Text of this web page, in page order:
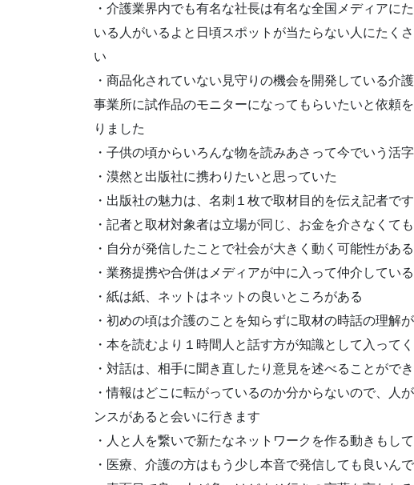
・介護業界内でも有名な社長は有名な全国メディアに
いる人がいるよと日頃スポットが当たらない人にたく
い
・商品化されていない見守りの機会を開発している介
事業所に試作品のモニターになってもらいたいと依頼
りました
・子供の頃からいろんな物を読みあさって今でいう活
・漠然と出版社に携わりたいと思っていた
・出版社の魅力は、名刺１枚で取材目的を伝え記者で
・記者と取材対象者は立場が同じ、お金を介さなくて
・自分が発信したことで社会が大きく動く可能性があ
・業務提携や合併はメディアが中に入って仲介してい
・紙は紙、ネットはネットの良いところがある
・初めの頃は介護のことを知らずに取材の時話の理解
・本を読むより１時間人と話す方が知識として入って
・対話は、相手に聞き直したり意見を述べることがで
・情報はどこに転がっているのか分からないので、人
ンスがあると会いに行きます
・人と人を繋いで新たなネットワークを作る動きもし
・医療、介護の方はもう少し本音で発信しても良いん